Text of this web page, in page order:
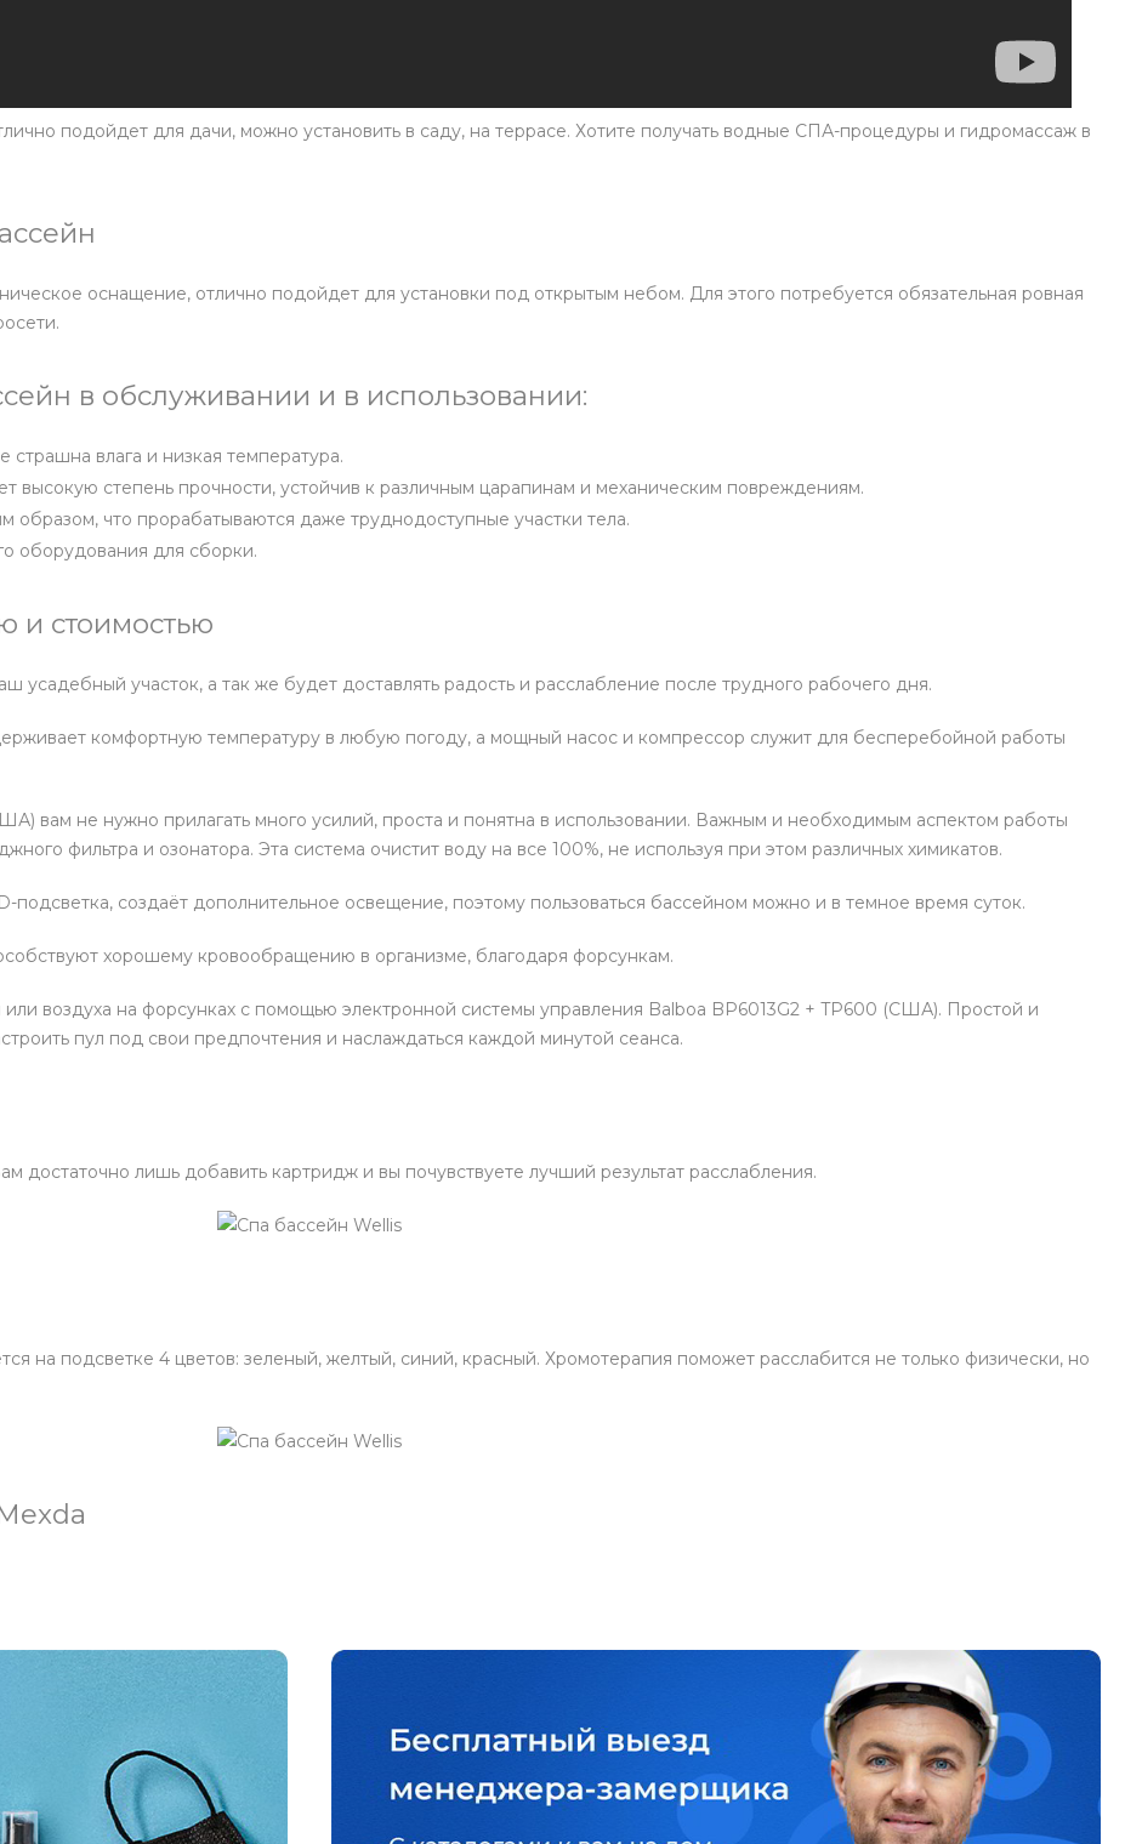
подойдет для дачи, можно установить в саду, на террасе. Хотите получать водные СПА-процедуры и гидромассаж в
оснащение, отлично подойдет для установки под открытым небом. Для этого потребуется обязательная ровная
в обслуживании и в использовании:
влага и низкая температура.
степень прочности, устойчив к различным царапинам и механическим повреждениям.
образом, что прорабатываются даже труднодоступные участки тела.
оборудования для сборки.
и стоимостью
усадебный участок, а так же будет доставлять радость и расслабление после трудного рабочего дня.
комфортную температуру в любую погоду, а мощный насос и компрессор служит для бесперебойной работы
вам не нужно прилагать много усилий, проста и понятна в использовании. Важным и необходимым аспектом работы
фильтра и озонатора. Эта система очистит воду на все 100%, не используя при этом различных химикатов.
подсветка, создаёт дополнительное освещение, поэтому пользоваться бассейном можно и в темное время суток.
хорошему кровообращению в организме, благодаря форсункам.
воздуха на форсунках с помощью электронной системы управления Balboa BP6013G2 + TP600 (США). Простой и
пул под свои предпочтения и наслаждаться каждой минутой сеанса.
достаточно лишь добавить картридж и вы почувствуете лучший результат расслабления.
на подсветке 4 цветов: зеленый, желтый, синий, красный. Хромотерапия поможет расслабится не только физически, но